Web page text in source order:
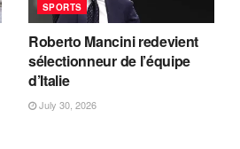
SPORTS
Roberto Mancini redevient
sélectionneur de l’équipe
d’Italie
July 30, 2026